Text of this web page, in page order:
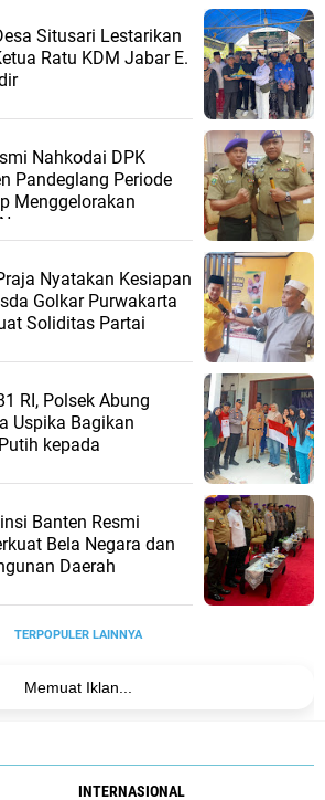
Situsari Lestarikan
Ratu KDM Jabar E.
Nahkodai DPK
Pandeglang Periode
Menggelorakan
Nyatakan Kesiapan
Golkar Purwakarta
Soliditas Partai
RI, Polsek Abung
Uspika Bagikan
kepada
Banten Resmi
Bela Negara dan
Daerah
TERPOPULER LAINNYA
Memuat Iklan...
INTERNASIONAL